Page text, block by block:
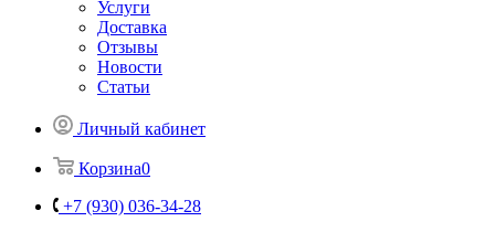
Услуги
Доставка
Отзывы
Новости
Статьи
Личный кабинет
Корзина0
+7 (930) 036-34-28